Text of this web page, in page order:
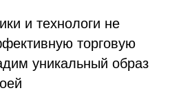
и технологи не
торговую
уникальный образ